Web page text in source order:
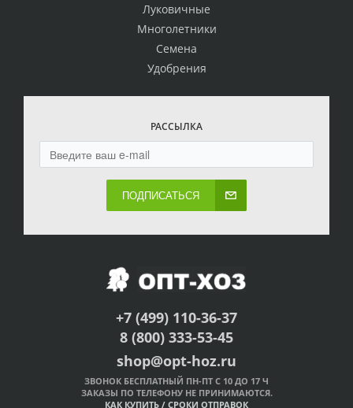
Луковичные
Многолетники
Семена
Удобрения
РАССЫЛКА
ПОДПИСАТЬСЯ
+7 (499) 110-36-37
8 (800) 333-53-45
shop@opt-hoz.ru
ЗВОНОК БЕСПЛАТНЫЙ ПН-ПТ С 10 ДО 17 Ч
ЗАКАЗЫ ПО ТЕЛЕФОНУ НЕ ПРИНИМАЮТСЯ.
КАК КУПИТЬ / СРОКИ ОТПРАВОК